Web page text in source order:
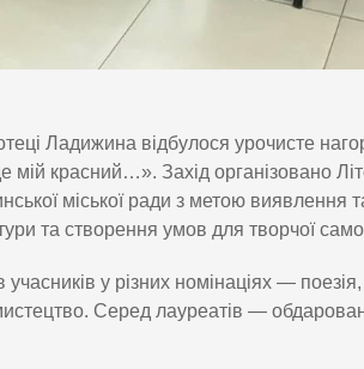
Ладижина відбулося урочисте
мій красний…». Захід організовано
міської ради з метою виявлення
та створення умов для творчої
учасників у різних номінаціях —
Серед лауреатів —